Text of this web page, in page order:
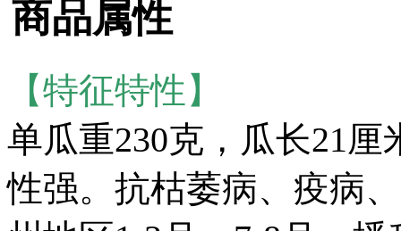
商品属性
【特征特性】
单瓜重230克，瓜长21
性强。抗枯萎病、疫病